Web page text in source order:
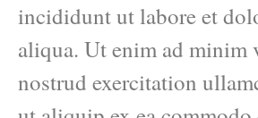
incididunt ut labore et
aliqua. Ut enim ad minim
nostrud exercitation